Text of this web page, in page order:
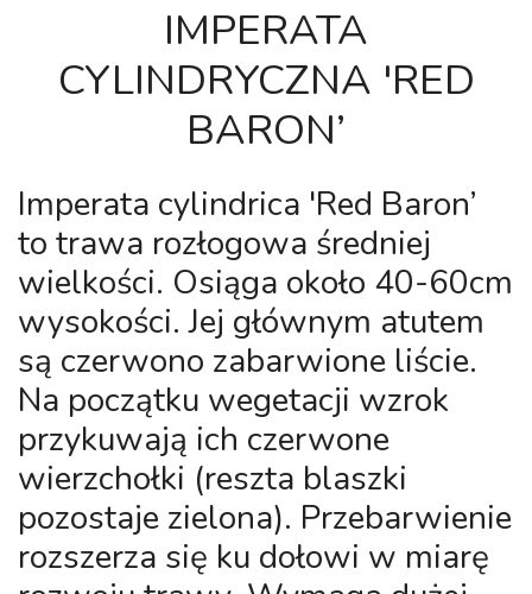
IMPERATA
CYLINDRYCZNA 'RED
BARON’
Imperata cylindrica 'Red Baron’
to trawa rozłogowa średniej
wielkości. Osiąga około 40-60cm
wysokości. Jej głównym atutem
są czerwono zabarwione liście.
Na początku wegetacji wzrok
przykuwają ich czerwone
wierzchołki (reszta blaszki
pozostaje zielona). Przebarwienie
rozszerza się ku dołowi w miarę